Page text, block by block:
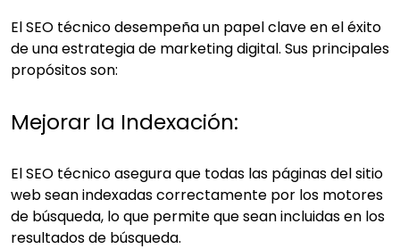
El SEO técnico desempeña un papel clave en el éxito
de una estrategia de marketing digital. Sus principales
propósitos son:
Mejorar la Indexación:
El SEO técnico asegura que todas las páginas del sitio
web sean indexadas correctamente por los motores
de búsqueda, lo que permite que sean incluidas en los
resultados de búsqueda.